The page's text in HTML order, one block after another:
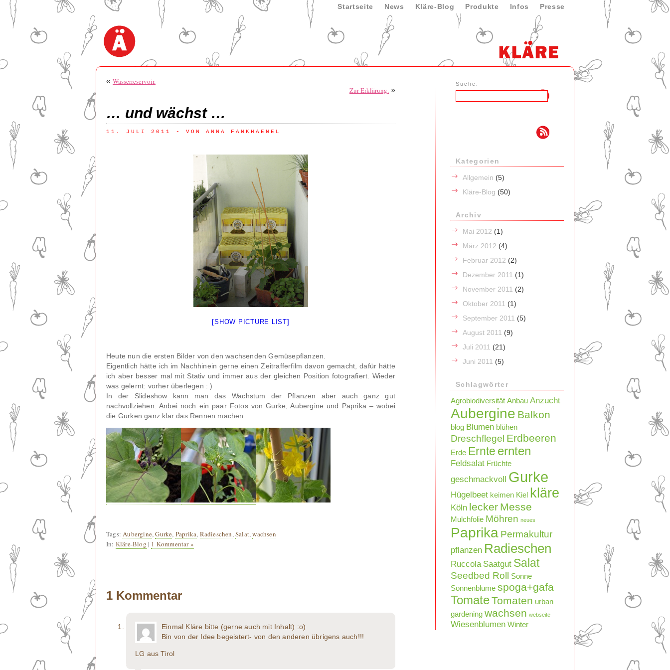
Startseite News Kläre-Blog Produkte Infos Presse
« Wasserreservoir.
Zur Erklärung. »
… und wächst …
11. JULI 2011 - VON ANNA FANKHAENEL
[SHOW PICTURE LIST]
Heute nun die ersten Bilder von den wachsenden Gemüsepflanzen.
Eigentlich hätte ich im Nachhinein gerne einen Zeitrafferfilm davon gemacht, dafür hätte
ich aber besser mal mit Stativ und immer aus der gleichen Position fotografiert. Wieder
was gelernt: vorher überlegen : )
In der Slideshow kann man das Wachstum der Pflanzen aber auch ganz gut
nachvollziehen. Anbei noch ein paar Fotos von Gurke, Aubergine und Paprika – wobei
die Gurken ganz klar das Rennen machen.
Tags:Aubergine,Gurke, Paprika, Radieschen,Salat,wachsen
In: Kläre-Blog | 1 Kommentar »
1 Kommentar
Einmal Kläre bitte (gerne auch mit Inhalt) :o)
Bin von der Idee begeistert- von den anderen übrigens auch!!!
LG aus Tirol
Suche:
Kategorien
Allgemein (5)
Kläre-Blog (50)
Archiv
Mai 2012 (1)
März 2012 (4)
Februar 2012 (2)
Dezember 2011 (1)
November 2011 (2)
Oktober 2011 (1)
September 2011 (5)
August 2011 (9)
Juli 2011 (21)
Juni 2011 (5)
Schlagwörter
Agrobiodiversität Anbau Anzucht
Aubergine Balkon
blog Blumen blühen
Dreschflegel Erdbeeren
Erde Ernte ernten
Feldsalat Früchte
geschmackvoll Gurke
Hügelbeet keimen Kiel kläre
Köln lecker Messe
Mulchfolie Möhren neues
Paprika Permakultur
pflanzen Radieschen
Ruccola Saatgut Salat
Seedbed Roll Sonne
Sonnenblume spoga+gafa
TomateTomaten urban
gardening wachsen webseite
Wiesenblumen Winter